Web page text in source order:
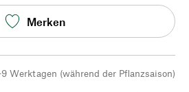
Merken
Werktagen (während der Pflanzsaison)